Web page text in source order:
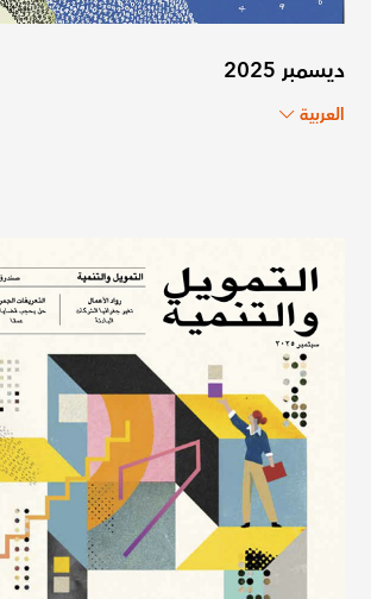
ديسمبر 2025
العربية